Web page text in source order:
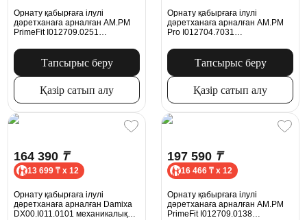
Орнату қабырғаға ілулі
дәретханаға арналған AM.PM
PrimeFit I012709.0251
хром
Тапсырыс беру
Қазір сатып алу
Орнату қабырғаға ілулі
дәретханаға арналған AM.PM
Pro I012704.7031
никель күңгірт
Тапсырыс беру
Қазір сатып алу
164 390 ₸
13 699 ₸ x 12
Орнату қабырғаға ілулі
дәретханаға арналған Damixa
DX00.I011.0101 механикалық
197 590 ₸
16 466 ₸ x 12
Орнату қабырғаға ілулі
дәретханаға арналған AM.PM
PrimeFit I012709.0138